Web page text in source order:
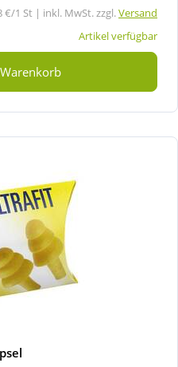
€/1 St | inkl. MwSt. zzgl.Versand
Artikel verfügbar